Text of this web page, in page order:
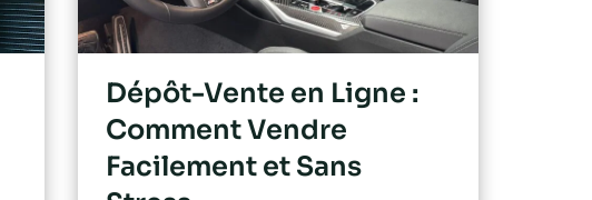
Dépôt-Vente en Ligne :
Comment Vendre
Facilement et Sans